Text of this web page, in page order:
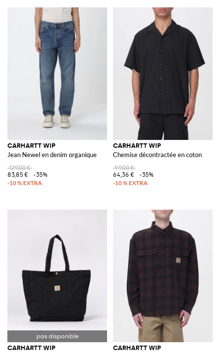
CARHARTT WIP
Jean Newel en denim organique
129,00 €
83,85 €
-35%
CARHARTT WIP
Chemise décontractée en coton
99,00 €
64,36 €
-35%
CARHARTT WIP CARHARTT WIP